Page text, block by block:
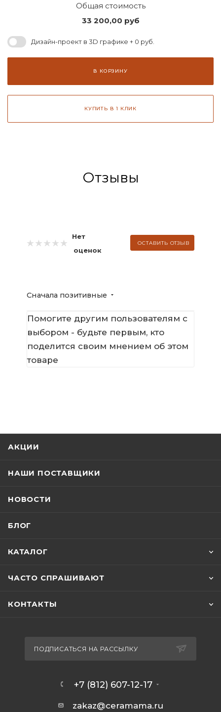
Общая стоимость
33 200,00 руб
Дизайн-проект в 3D графике + 0 руб.
В КОРЗИНУ
КУПИТЬ В 1 КЛИК
Отзывы
Нет
оценок
ОСТАВИТЬ ОТЗЫВ
Сначала позитивные
Помогите другим пользователям с
выбором - будьте первым, кто
поделится своим мнением об этом
товаре
АКЦИИ
НАШИ ПОСТАВЩИКИ
НОВОСТИ
БЛОГ
КАТАЛОГ
ЧАСТО СПРАШИВАЮТ
КОНТАКТЫ
ПОДПИСАТЬСЯ НА РАССЫЛКУ
+7 (812) 607-12-17
zakaz@ceramama.ru